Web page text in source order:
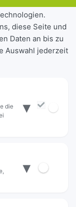
diese Seite und
Daten an bis zu
Auswahl jederzeit
die
▾
▾